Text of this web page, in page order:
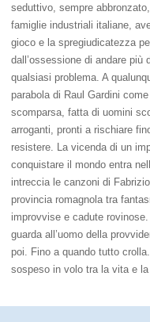
seduttivo, sempre
famiglie industriali italiane,
gioco e la spregiudicatezza
dall’ossessione di andare
qualsiasi problema. A
parabola di Raul Gardini
scomparsa, fatta di uomini
arroganti, pronti a rischiare
resistere. La vicenda di un
conquistare il mondo entra
intreccia le canzoni di
provincia romagnola tra
improvvise e cadute
guarda all’uomo della
poi. Fino a quando tutto
sospeso in volo tra la vita e la